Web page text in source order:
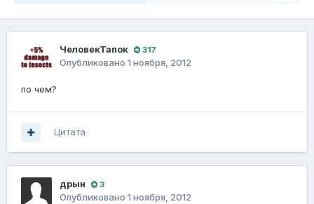
ЧеловекТапок 317
Опубликовано 1 ноября, 2012
по чем?
Цитата
дрын 3
Опубликовано 1 ноября, 2012